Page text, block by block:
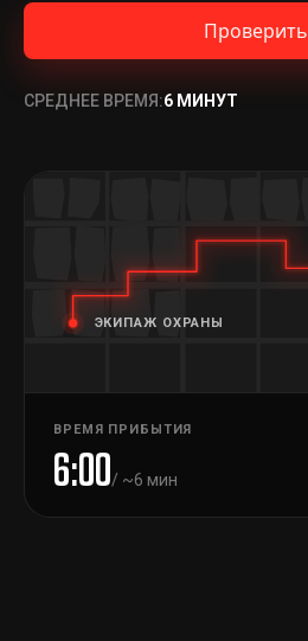
Проверить
СРЕДНЕЕ ВРЕМЯ:6 МИНУТ
ЭКИПАЖ ОХРАНЫ
ВРЕМЯ ПРИБЫТИЯ
6:00/ ~6 мин